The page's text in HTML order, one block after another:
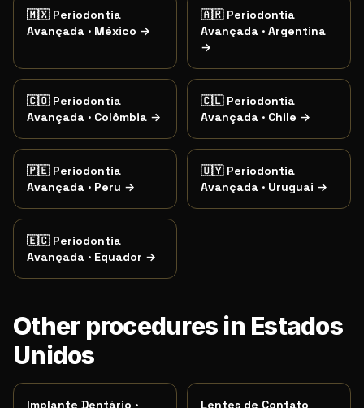
🇲🇽 Periodontia
Avançada · México →
🇦🇷 Periodontia
Avançada · Argentina
→
🇨🇴 Periodontia
Avançada · Colômbia →
🇨🇱 Periodontia
Avançada · Chile →
🇵🇪 Periodontia
Avançada · Peru →
🇺🇾 Periodontia
Avançada · Uruguai →
🇪🇨 Periodontia
Avançada · Equador →
Other procedures in Estados
Unidos
Implante Dentário ·
Lentes de Contato